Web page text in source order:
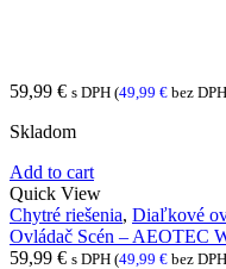
59,99 € s DPH (49,99 € bez
Skladom
Add to cart
Quick View
Chytré riešenia, Diaľkové
Ovládač Scén – AEOTEC
59,99 € s DPH (49,99 € bez